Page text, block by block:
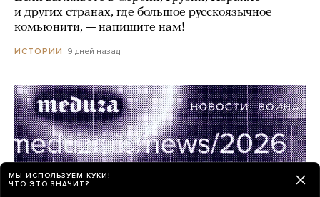
и других странах, где большое русскоязычное
комьюнити, — напишите нам!
ИСТОРИИ 9 дней назад
МЫ ИСПОЛЬЗУЕМ КУКИ!
ЧТО ЭТО ЗНАЧИТ?